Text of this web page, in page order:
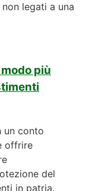
legati a una
più
un conto
offrire
del
in patria.